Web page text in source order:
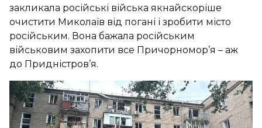
закликала російські війська якнайскоріше
очистити Миколаїв від погані і зробити місто
російським. Вона бажала російським
військовим захопити все Причорномор’я – аж
до Придністров’я.